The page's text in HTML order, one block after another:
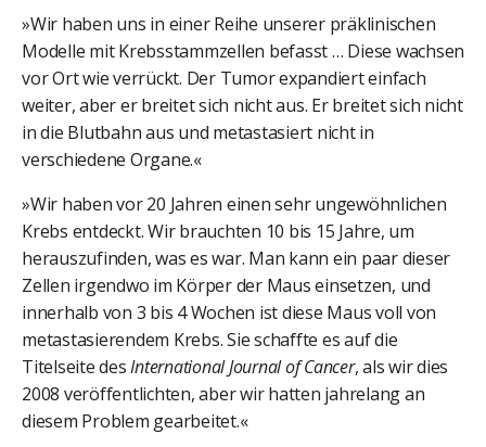
»Wir haben uns in einer Reihe unserer präklinischen
Modelle mit Krebsstammzellen befasst … Diese wachsen
vor Ort wie verrückt. Der Tumor expandiert einfach
weiter, aber er breitet sich nicht aus. Er breitet sich nicht
in die Blutbahn aus und metastasiert nicht in
verschiedene Organe.«
»Wir haben vor 20 Jahren einen sehr ungewöhnlichen
Krebs entdeckt. Wir brauchten 10 bis 15 Jahre, um
herauszufinden, was es war. Man kann ein paar dieser
Zellen irgendwo im Körper der Maus einsetzen, und
innerhalb von 3 bis 4 Wochen ist diese Maus voll von
metastasierendem Krebs. Sie schaffte es auf die
Titelseite desInternational Journal of Cancer, als wir dies
2008 veröffentlichten, aber wir hatten jahrelang an
diesem Problem gearbeitet.«